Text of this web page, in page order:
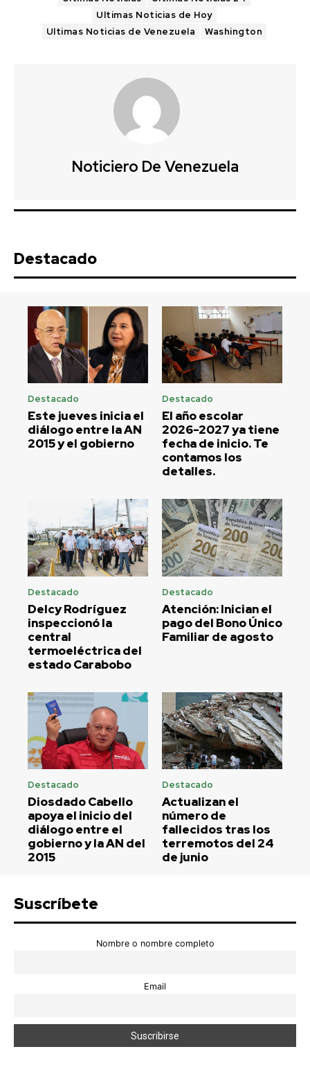
Ultimas Noticias de Hoy
Ultimas Noticias de Venezuela
Washington
Noticiero De Venezuela
Destacado
Destacado
Este jueves inicia el
diálogo entre la AN
2015 y el gobierno
Destacado
El año escolar
2026-2027 ya tiene
fecha de inicio. Te
contamos los
detalles.
Destacado
Delcy Rodríguez
inspeccionó la
central
termoeléctrica del
estado Carabobo
Destacado
Atención: Inician el
pago del Bono Único
Familiar de agosto
Destacado
Diosdado Cabello
apoya el inicio del
diálogo entre el
gobierno y la AN del
2015
Destacado
Actualizan el
número de
fallecidos tras los
terremotos del 24
de junio
Suscríbete
Nombre o nombre completo
Email